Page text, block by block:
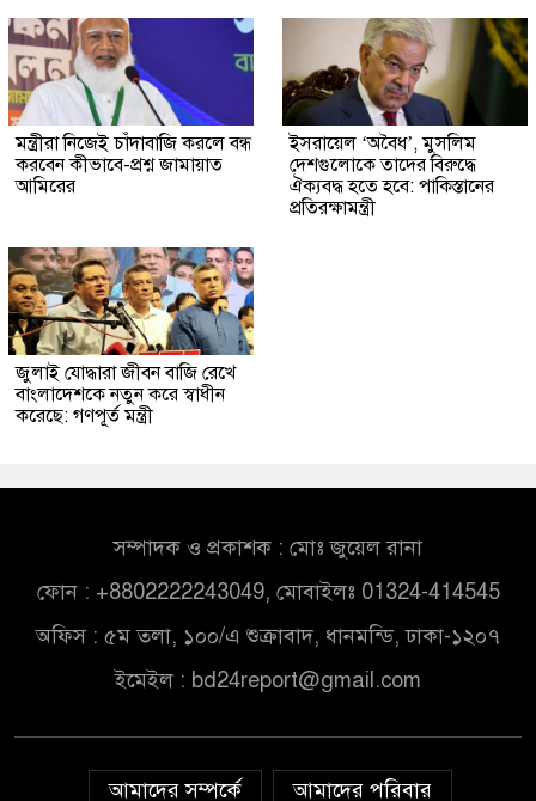
মন্ত্রীরা নিজেই চাঁদাবাজি করলে বন্ধ
করবেন কীভাবে-প্রশ্ন জামায়াত
আমিরের
ইসরায়েল ‘অবৈধ’, মুসলিম
দেশগুলোকে তাদের বিরুদ্ধে
ঐক্যবদ্ধ হতে হবে: পাকিস্তানের
প্রতিরক্ষামন্ত্রী
জুলাই যোদ্ধারা জীবন বাজি রেখে
বাংলাদেশকে নতুন করে স্বাধীন
করেছে: গণপূর্ত মন্ত্রী
সম্পাদক ও প্রকাশক : মোঃ জুয়েল রানা
ফোন : +8802222243049, মোবাইলঃ 01324-414545
অফিস : ৫ম তলা, ১০০/এ শুক্রাবাদ, ধানমন্ডি, ঢাকা-১২০৭
ইমেইল : bd24report@gmail.com
আমাদের সম্পর্কে আমাদের পরিবার